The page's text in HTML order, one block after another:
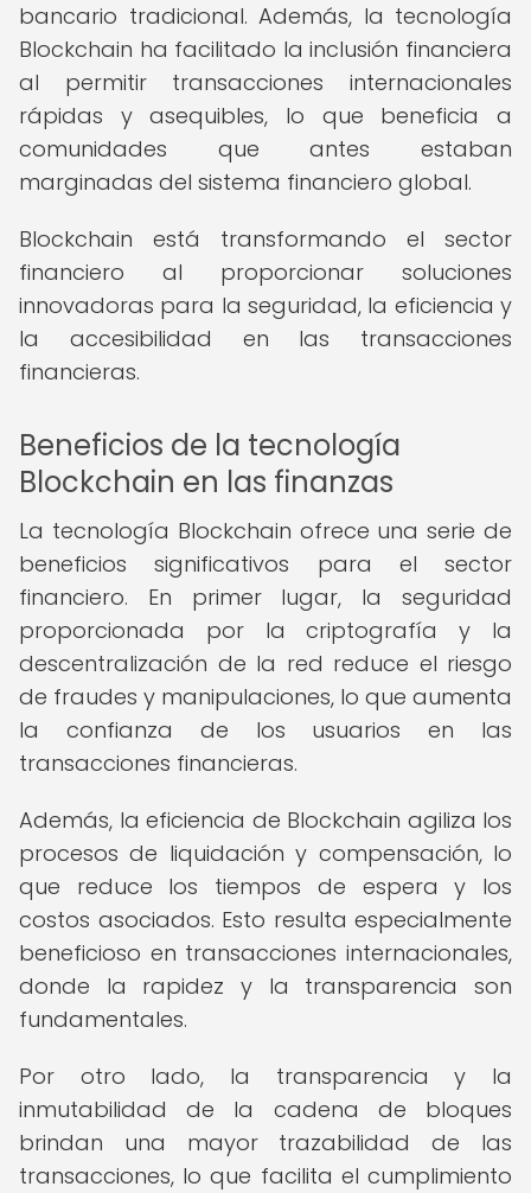
bancario tradicional. Además, la tecnología
Blockchain ha facilitado la inclusión financiera
al permitir transacciones internacionales
rápidas y asequibles, lo que beneficia a
comunidades que antes estaban
marginadas del sistema financiero global.
Blockchain está transformando el sector
financiero al proporcionar soluciones
innovadoras para la seguridad, la eficiencia y
la accesibilidad en las transacciones
financieras.
Beneficios de la tecnología
Blockchain en las finanzas
La tecnología Blockchain ofrece una serie de
beneficios significativos para el sector
financiero. En primer lugar, la seguridad
proporcionada por la criptografía y la
descentralización de la red reduce el riesgo
de fraudes y manipulaciones, lo que aumenta
la confianza de los usuarios en las
transacciones financieras.
Además, la eficiencia de Blockchain agiliza los
procesos de liquidación y compensación, lo
que reduce los tiempos de espera y los
costos asociados. Esto resulta especialmente
beneficioso en transacciones internacionales,
donde la rapidez y la transparencia son
fundamentales.
Por otro lado, la transparencia y la
inmutabilidad de la cadena de bloques
brindan una mayor trazabilidad de las
transacciones, lo que facilita el cumplimiento